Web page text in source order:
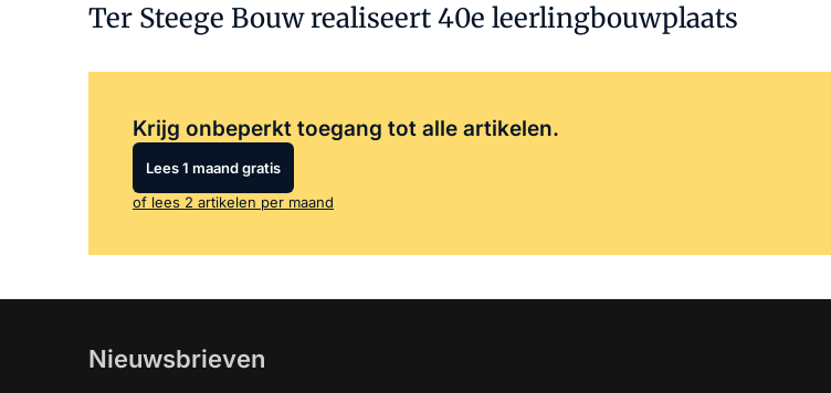
Ter Steege Bouw realiseert 40e leerlingbouwplaats
Krijg onbeperkt toegang tot alle artikelen.
Lees 1 maand gratis
of lees 2 artikelen per maand
Nieuwsbrieven